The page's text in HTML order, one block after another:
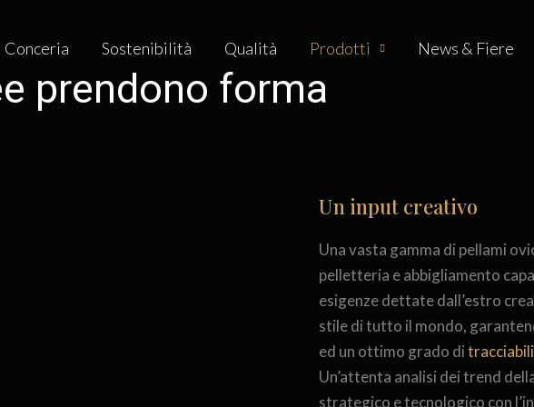
Conceria Sostenibilità Qualità Prodotti News & Fiere
prendono forma
Un input creativo
Una vasta gamma di pellami
pelletteria e abbigliamento
esigenze dettate dall’estro
stile di tutto il mondo,
ed un ottimo grado di
Un’attenta analisi dei trend
strategico e tecnologico con